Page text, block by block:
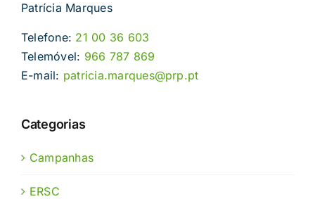
Patrícia Marques
Telefone: 21 00 36 603
Telemóvel: 966 787 869
E-mail: patricia.marques@prp.pt
Categorias
Campanhas
ERSC